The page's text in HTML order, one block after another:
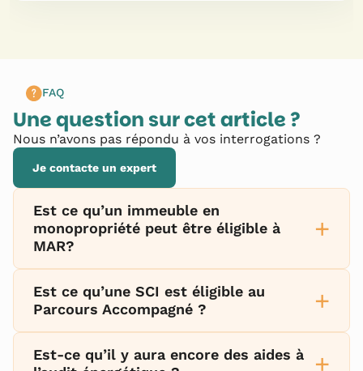
FAQ
Une question sur cet article ?
Nous n’avons pas répondu à vos interrogations ?
Je contacte un expert
Est ce qu’un immeuble en
monopropriété peut être éligible à
MAR?
+
Est ce qu’une SCI est éligible au
Parcours Accompagné ?
+
Est-ce qu’il y aura encore des aides à
+